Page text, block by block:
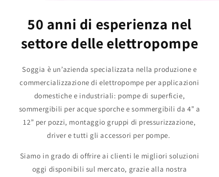
50 anni di esperienza nel
settore delle elettropompe
Soggia è un’azienda specializzata nella produzione e
commercializzazione di elettropompe per applicazioni
domestiche e industriali: pompe di superficie,
sommergibili per acque sporche e sommergibili da 4” a
12” per pozzi, montaggio gruppi di pressurizzazione,
driver e tutti gli accessori per pompe.
Siamo in grado di offrire ai clienti le migliori soluzioni
oggi disponibili sul mercato, grazie alla nostra